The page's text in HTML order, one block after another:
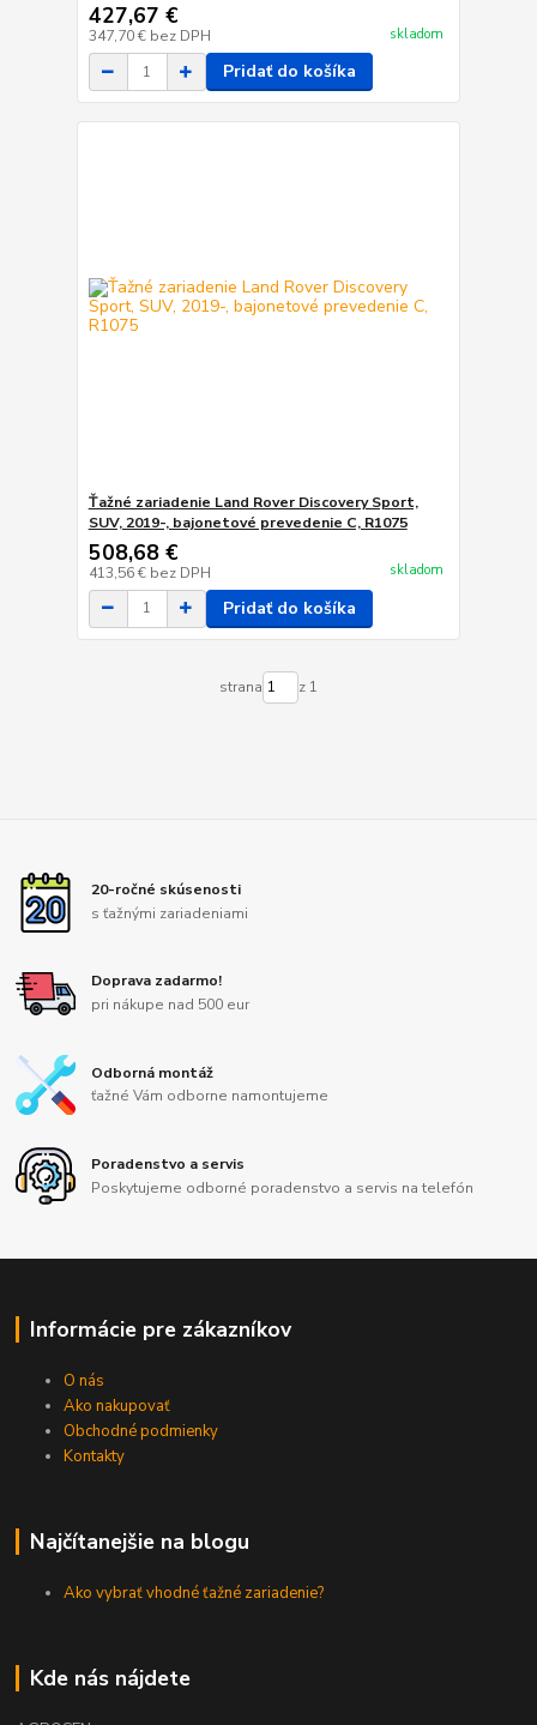
427,67 €
347,70 € bez DPH skladom
Pridať do košíka
Ťažné zariadenie Land Rover Discovery Sport,
SUV, 2019-, bajonetové prevedenie C, R1075
508,68 €
413,56 € bez DPH skladom
Pridať do košíka
strana z 1
20-ročné skúsenosti
s ťažnými zariadeniami
Doprava zadarmo!
pri nákupe nad 500 eur
Odborná montáž
ťažné Vám odborne namontujeme
Poradenstvo a servis
Poskytujeme odborné poradenstvo a servis na telefón
Informácie pre zákazníkov
O nás
Ako nakupovať
Obchodné podmienky
Kontakty
Najčítanejšie na blogu
Ako vybrať vhodné ťažné zariadenie?
Kde nás nájdete